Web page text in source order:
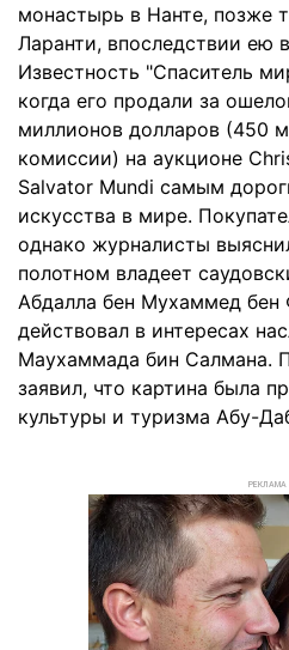
монастырь в Нанте, позже
Ларанти, впоследствии ею
Известность "Спаситель
когда его продали за
миллионов долларов (450
комиссии) на аукционе
Salvator Mundi самым
искусства в мире.
однако журналисты
полотном владеет
Абдалла бен Мухаммед бен
действовал в интересах
Маухаммада бин Салмана.
заявил, что картина была
культуры и туризма Абу-
РЕКЛАМА